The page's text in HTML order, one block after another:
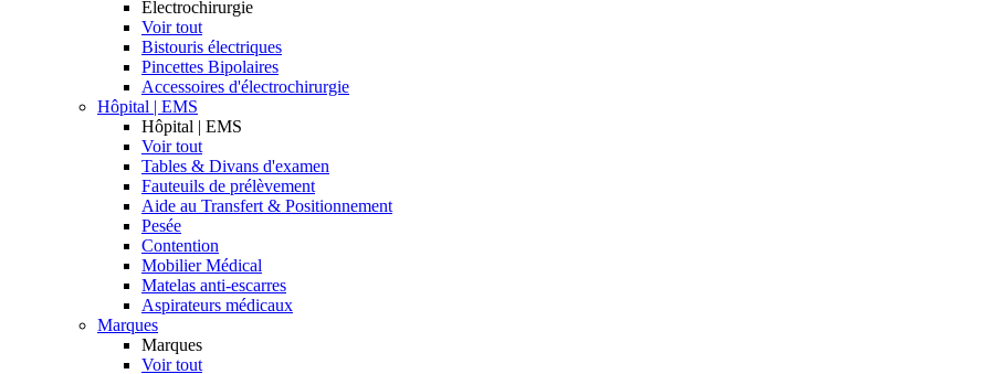
Électrochirurgie
Voir tout
Bistouris électriques
Pincettes Bipolaires
Accessoires d'électrochirurgie
Hôpital | EMS
Hôpital | EMS
Voir tout
Tables & Divans d'examen
Fauteuils de prélèvement
Aide au Transfert & Positionnement
Pesée
Contention
Mobilier Médical
Matelas anti-escarres
Aspirateurs médicaux
Marques
Marques
Voir tout